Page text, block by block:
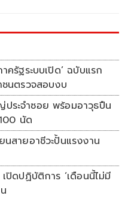
ครัฐระบบเปิด’ ฉบับแรก
ชนตรวจสอบงบ
ประจำซอย พร้อมอาวุธปืน
นัด
นสายอาชีวะปั้นแรงงาน
ปิดปฏิบัติการ ‘เดือนนี้ไม่มี